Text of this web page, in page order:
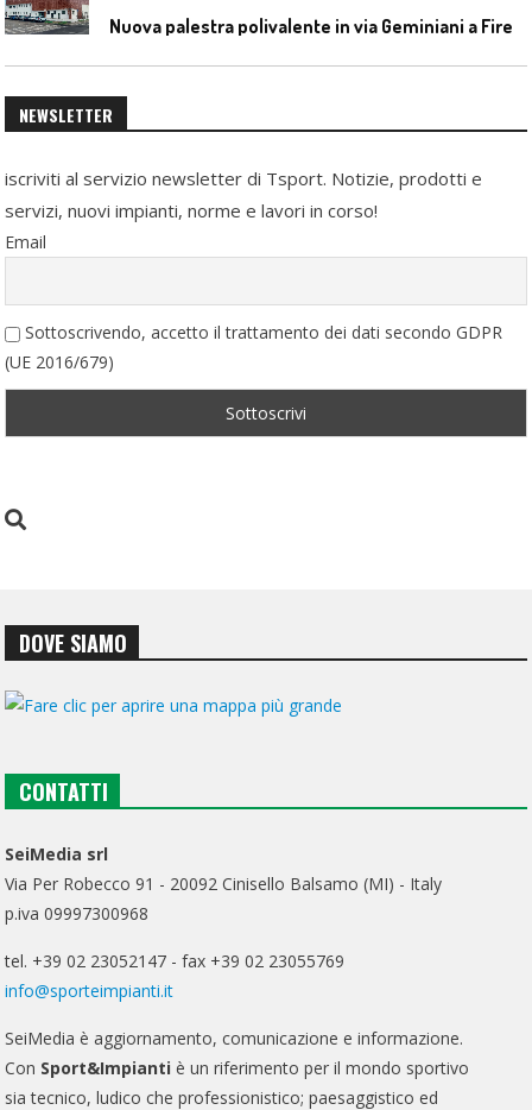
NEWSLETTER
iscriviti al servizio newsletter di Tsport. Notizie, prodotti e
servizi, nuovi impianti, norme e lavori in corso!
Email
Sottoscrivendo, accetto il trattamento dei dati secondo GDPR
(UE 2016/679)
DOVE SIAMO
CONTATTI
SeiMedia srl
Via Per Robecco 91 - 20092 Cinisello Balsamo (MI) - Italy
p.iva 09997300968
tel. +39 02 23052147 - fax +39 02 23055769
info@sporteimpianti.it
SeiMedia è aggiornamento, comunicazione e informazione.
Con Sport&Impianti è un riferimento per il mondo sportivo
sia tecnico, ludico che professionistico; paesaggistico ed